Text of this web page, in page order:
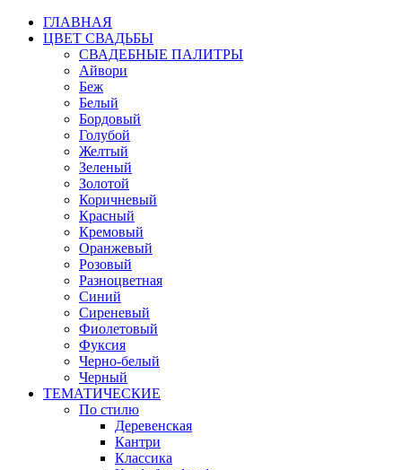
ГЛАВНАЯ
ЦВЕТ СВАДЬБЫ
СВАДЕБНЫЕ ПАЛИТРЫ
Айвори
Беж
Белый
Бордовый
Голубой
Желтый
Зеленый
Золотой
Коричневый
Красный
Кремовый
Оранжевый
Розовый
Разноцветная
Синий
Сиреневый
Фиолетовый
Фуксия
Черно-белый
Черный
ТЕМАТИЧЕСКИЕ
По стилю
Деревенская
Кантри
Классика